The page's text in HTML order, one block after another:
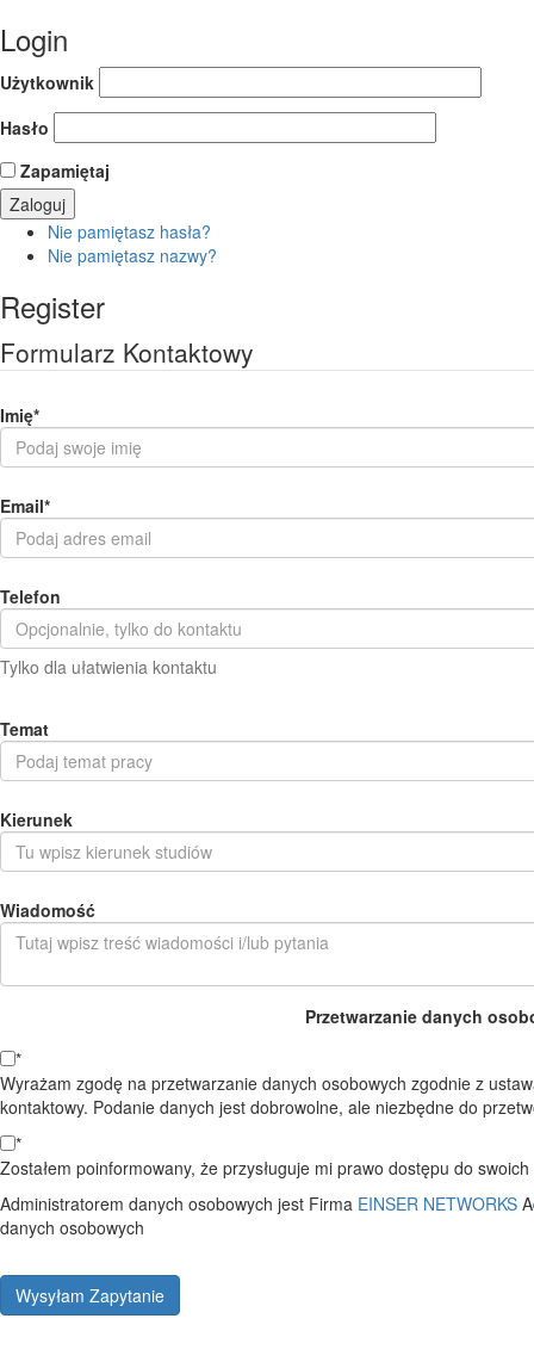
Login
Użytkownik
Hasło
Zapamiętaj
Nie pamiętasz hasła?
Nie pamiętasz nazwy?
Register
Formularz Kontaktowy
Imię*
Email*
Telefon
Tylko dla ułatwienia kontaktu
Temat
Kierunek
Wiadomość
Przetwarzanie danych
*
Wyrażam zgodę na przetwarzanie danych osobowych zgodnie z
kontaktowy. Podanie danych jest dobrowolne, ale niezbędne do
*
Zostałem poinformowany, że przysługuje mi prawo dostępu do
Administratorem danych osobowych jest Firma EINSER NETWORKS
danych osobowych
Wysyłam Zapytanie